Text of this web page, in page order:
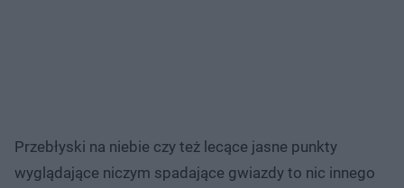
Przebłyski na niebie czy też lecące jasne punkty
wyglądające niczym spadające gwiazdy to nic innego